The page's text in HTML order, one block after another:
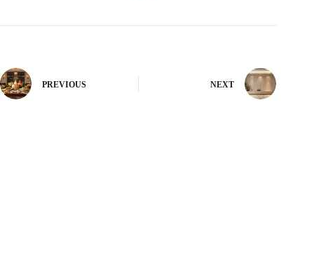
PREVIOUS NEXT